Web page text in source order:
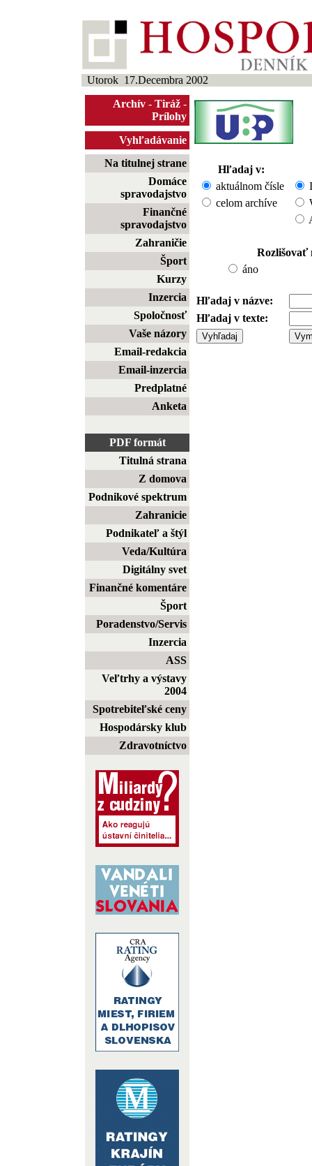
Utorok 17.Decembra 2002
Archív - Tiráž -
Prílohy
Vyhľadávanie
Na titulnej strane
Domáce
spravodajstvo
Finančné
spravodajstvo
Zahraničie
Šport
Kurzy
Inzercia
Spoločnosť
Vaše názory
Email-redakcia
Email-inzercia
Predplatné
Anketa
PDF formát
Titulná strana
Z domova
Podnikové spektrum
Zahranicie
Podnikateľ a štýl
Veda/Kultúra
Digitálny svet
Finančné komentáre
Šport
Poradenstvo/Servis
Inzercia
ASS
Veľtrhy a výstavy
2004
Spotrebiteľské ceny
Hospodársky klub
Zdravotníctvo
Hľadaj v:
aktuálnom čísle
celom archíve
Rozlišovať
áno
Hľadaj v názve:
Hľadaj v texte: